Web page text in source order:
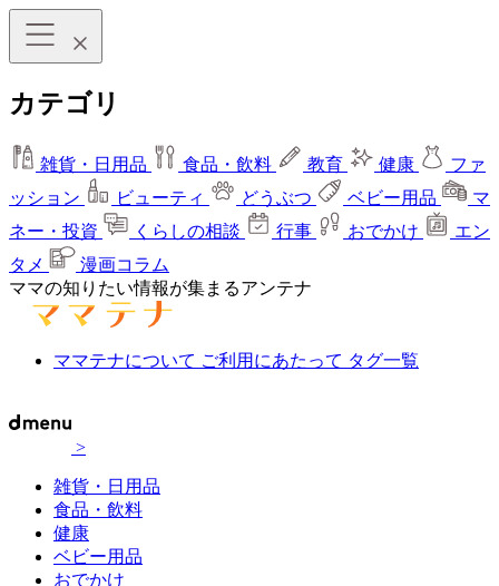
カテゴリ
雑貨・日用品 食品・飲料 教育 健康
ファ
ッション
ビューティ どうぶつ ベビー用品
マ
ネー・投資
くらしの相談 行事 おでかけ
エン
タメ
漫画コラム
ママの知りたい情報が集まるアンテナ
ママテナについて ご利用にあたって タグ一覧
>
雑貨・日用品
食品・飲料
健康
ベビー用品
おでかけ